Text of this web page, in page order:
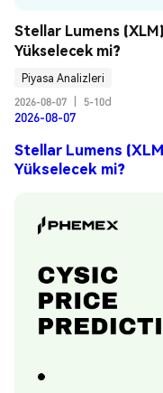
Stellar Lumens
Yükselecek mi?
Piyasa Analizleri
2026-08-07
5-10d
2026-08-07
Stellar Lumens
Yükselecek mi?